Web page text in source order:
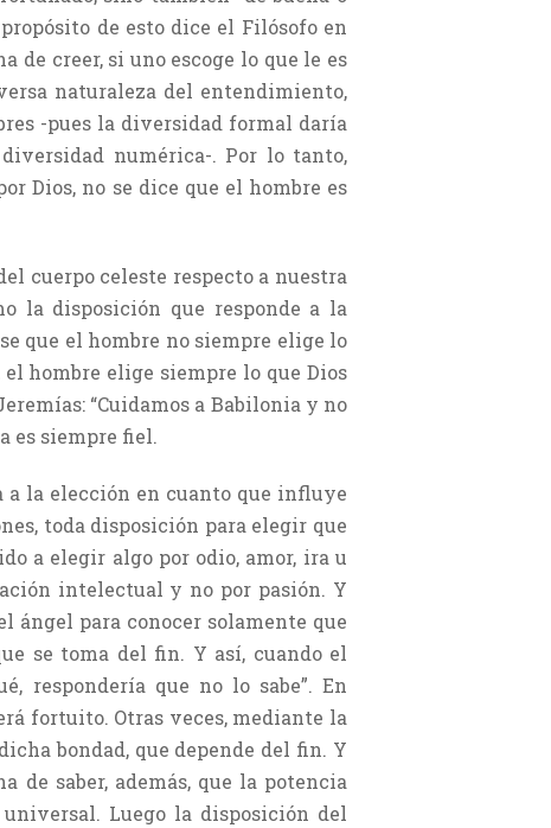
de esto dice el Filósofo en
de creer, si uno escoge lo que le es
naturaleza del entendimiento,
-pues la diversidad formal daría
numérica-. Por lo tanto,
Dios, no se dice que el hombre es
cuerpo celeste respecto a nuestra
la disposición que responde a la
que el hombre no siempre elige lo
hombre elige siempre lo que Dios
“Cuidamos a Babilonia y no
es siempre fiel.
a la elección en cuanto que influye
toda disposición para elegir que
a elegir algo por odio, amor, ira u
intelectual y no por pasión. Y
ángel para conocer solamente que
se toma del fin. Y así, cuando el
respondería que no lo sabe”. En
fortuito. Otras veces, mediante la
bondad, que depende del fin. Y
saber, además, que la potencia
Luego la disposición del